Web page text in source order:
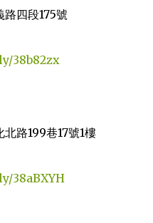
四段175號
38b82zx
路199巷17號1樓
38aBXYH